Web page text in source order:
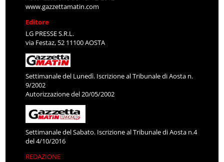
www.gazzettamatin.com
Editore
LG PRESSE S.R.L.
via Festaz, 52 11100 AOSTA
Settimanale del Lunedì. Iscrizione al Tribunale di Aosta n.
9/2002
Autorizzazione del 20/05/2002
Settimanale del Sabato. Iscrizione al Tribunale di Aosta n.4
del 4/10/2016
REDAZIONE